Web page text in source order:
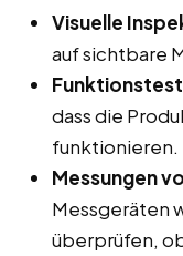
Visuelle
auf sichtbare
dass die
funktionieren.
Messungen
Messgeräten
überprüfen,